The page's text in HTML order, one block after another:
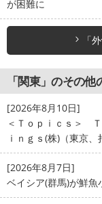
が困難に
「
「関東」のその他
[2026年8月10日]
＜Ｔｏｐｉｃｓ＞
ｉｎｇｓ(株)（東京、
[2026年8月7日]
ベイシア(群馬)が鮮